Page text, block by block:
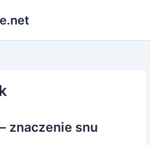
znaczenie snu